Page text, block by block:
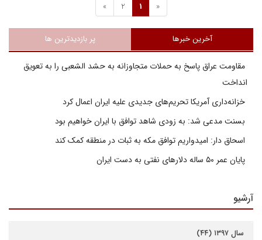
«
1
2
»
آخرین خبرها پر بازدیدترین ها
مقاومت عراق پاسخ به حملات متجاوزانه به حشد الشعبی را به تعویق
انداخت
خزانه‌داری آمریکا تحریم‌های جدیدی علیه ایران اعمال کرد
بسنت مدعی شد: به زودی شاهد توافق با ایران خواهیم بود
اسحاق دار: امیدواریم توافق مکه به ثبات در منطقه کمک کند
پایان عمر ۵۰ ساله دلارهای نفتی به دست ایران
آرشیو
سال ۱۳۹۷ (۴۴)